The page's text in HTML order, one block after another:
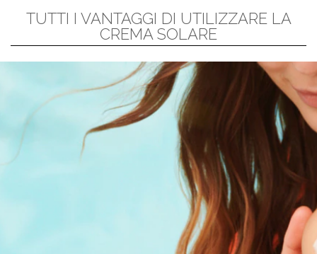
TUTTI I VANTAGGI DI UTILIZZARE LA
CREMA SOLARE